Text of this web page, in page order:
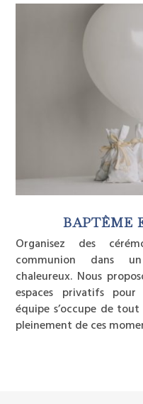
BAPTÊME
Organisez des
communion dans
chaleureux. Nous
espaces privatifs
équipe s’occupe de
pleinement de ces